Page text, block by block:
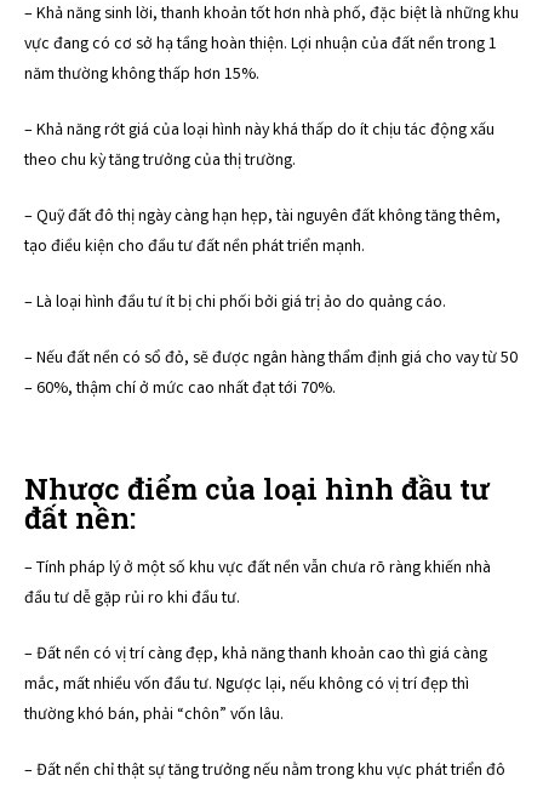
– Khả năng sinh lời, thanh khoản tốt hơn nhà phố, đặc biệt là những khu
vực đang có cơ sở hạ tầng hoàn thiện. Lợi nhuận của đất nền trong 1
năm thường không thấp hơn 15%.
– Khả năng rớt giá của loại hình này khá thấp do ít chịu tác động xấu
theo chu kỳ tăng trưởng của thị trường.
– Quỹ đất đô thị ngày càng hạn hẹp, tài nguyên đất không tăng thêm,
tạo điều kiện cho đầu tư đất nền phát triển mạnh.
– Là loại hình đầu tư ít bị chi phối bởi giá trị ảo do quảng cáo.
– Nếu đất nền có sổ đỏ, sẽ được ngân hàng thẩm định giá cho vay từ 50
– 60%, thậm chí ở mức cao nhất đạt tới 70%.
Nhược điểm của loại hình đầu tư
đất nền:
– Tính pháp lý ở một số khu vực đất nền vẫn chưa rõ ràng khiến nhà
đầu tư dễ gặp rủi ro khi đầu tư.
– Đất nền có vị trí càng đẹp, khả năng thanh khoản cao thì giá càng
mắc, mất nhiều vốn đầu tư. Ngược lại, nếu không có vị trí đẹp thì
thường khó bán, phải “chôn” vốn lâu.
– Đất nền chỉ thật sự tăng trưởng nếu nằm trong khu vực phát triển đô